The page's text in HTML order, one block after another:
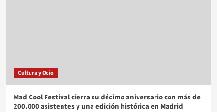
Cultura y Ocio
Mad Cool Festival cierra su décimo aniversario con más de
200.000 asistentes y una edición histórica en Madrid